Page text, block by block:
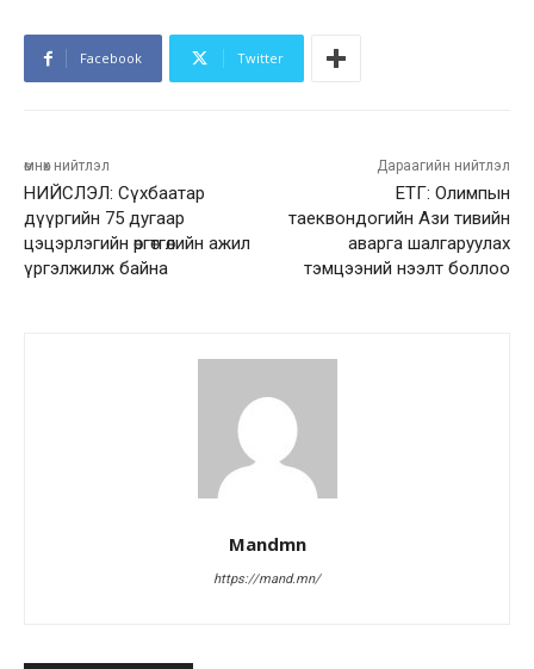
Facebook Twitter
өмнөх нийтлэл
НИЙСЛЭЛ: Сүхбаатар
дүүргийн 75 дугаар
цэцэрлэгийн өргөтгөлийн ажил
үргэлжилж байна
Дараагийн нийтлэл
ЕТГ: Олимпын
таеквондогийн Ази тивийн
аварга шалгаруулах
тэмцээний нээлт боллоо
Mandmn
https://mand.mn/